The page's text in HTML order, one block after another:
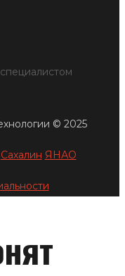
© 2025
Сахалин ЯНАО